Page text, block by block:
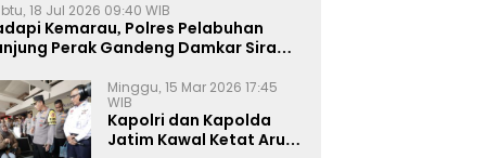
18 Jul 2026 09:40 WIB
Kemarau, Polres Pelabuhan
Perak Gandeng Damkar Siram
Minggu, 15 Mar 2026 17:45
WIB
Kapolri dan Kapolda
Jatim Kawal Ketat Arus